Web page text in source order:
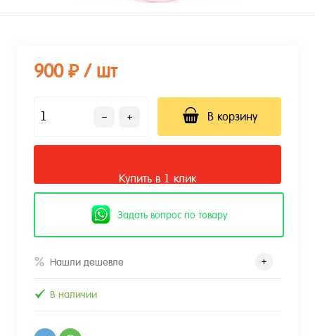
900 ₽ / шт
В корзину
Купить в 1 клик
Задать вопрос по товару
Нашли дешевле
В наличии